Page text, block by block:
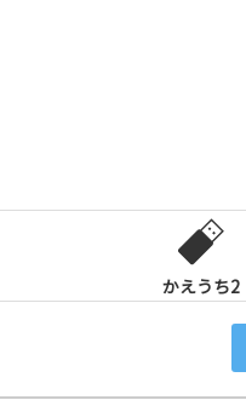
かえうち2